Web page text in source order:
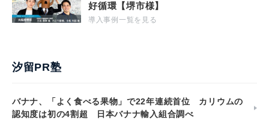
好循環【堺市様】
導入事例一覧を見る
汐留PR塾
バナナ、「よく食べる果物」で22年連続首位 カリウムの
認知度は初の4割超 日本バナナ輸入組合調べ